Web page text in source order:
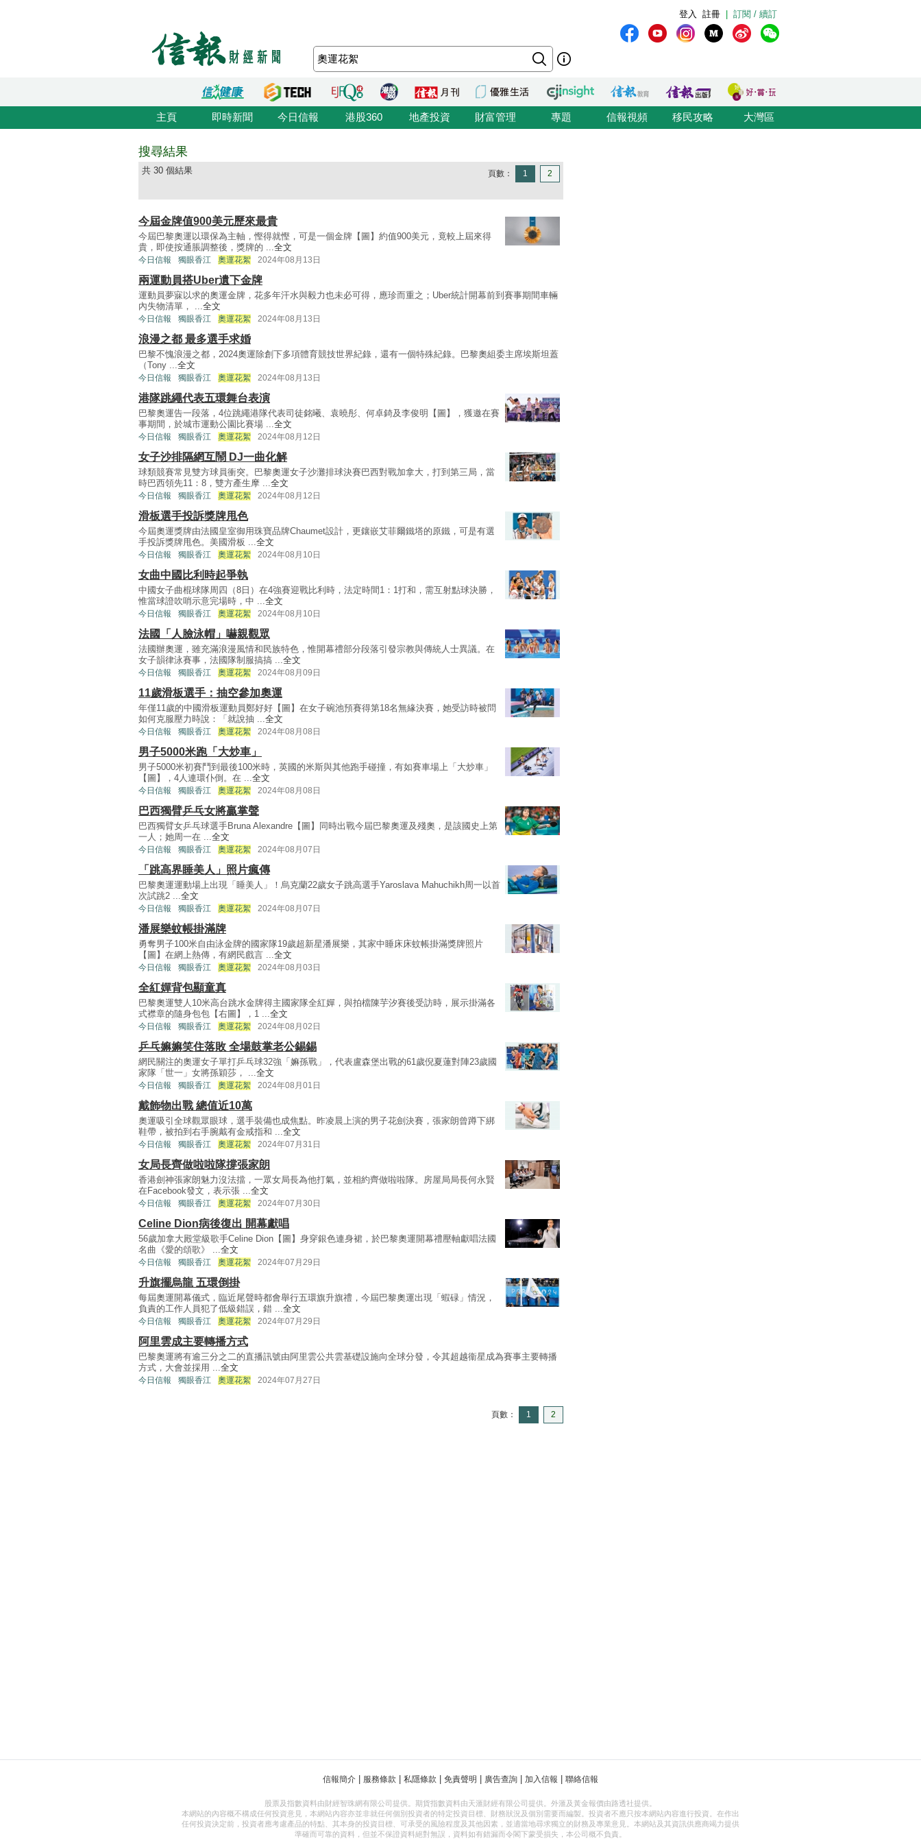
訂閱 / 續訂
註冊
登入
主頁 即時新聞 今日信報 港股360 地產投資 財富管理 專題 信報視頻 移民攻略 大灣區
搜尋結果
共 30 個結果 頁數： 1 2
今屆金牌值900美元歷來最貴
今屆巴黎奧運以環保為主軸，慳得就慳，可是一個金牌【圖】約值900美元，竟較上屆來得
貴，即使按通脹調整後，獎牌的 ...全文
今日信報 獨眼香江 奧運花絮 2024年08月13日
兩運動員搭Uber遺下金牌
運動員夢寐以求的奧運金牌，花多年汗水與毅力也未必可得，應珍而重之；Uber統計開幕前到賽事期間車輛
內失物清單， ...全文
今日信報 獨眼香江 奧運花絮 2024年08月13日
浪漫之都 最多選手求婚
巴黎不愧浪漫之都，2024奧運除創下多項體育競技世界紀錄，還有一個特殊紀錄。巴黎奧組委主席埃斯坦蓋
（Tony ...全文
今日信報 獨眼香江 奧運花絮 2024年08月13日
港隊跳繩代表五環舞台表演
巴黎奧運告一段落，4位跳繩港隊代表司徒銘曦、袁曉彤、何卓錡及李俊明【圖】，獲邀在賽
事期間，於城市運動公園比賽場 ...全文
今日信報 獨眼香江 奧運花絮 2024年08月12日
女子沙排隔網互鬧 DJ一曲化解
球類競賽常見雙方球員衝突。巴黎奧運女子沙灘排球決賽巴西對戰加拿大，打到第三局，當
時巴西領先11：8，雙方產生摩 ...全文
今日信報 獨眼香江 奧運花絮 2024年08月12日
滑板選手投訴獎牌甩色
今屆奧運獎牌由法國皇室御用珠寶品牌Chaumet設計，更鑲嵌艾菲爾鐵塔的原鐵，可是有選
手投訴獎牌甩色。美國滑板 ...全文
今日信報 獨眼香江 奧運花絮 2024年08月10日
女曲中國比利時起爭執
中國女子曲棍球隊周四（8日）在4強賽迎戰比利時，法定時間1：1打和，需互射點球決勝，
惟當球證吹哨示意完場時，中 ...全文
今日信報 獨眼香江 奧運花絮 2024年08月10日
法國「人臉泳帽」嚇親觀眾
法國辦奧運，雖充滿浪漫風情和民族特色，惟開幕禮部分段落引發宗教與傳統人士異議。在
女子韻律泳賽事，法國隊制服搞搞 ...全文
今日信報 獨眼香江 奧運花絮 2024年08月09日
11歲滑板選手：抽空參加奧運
年僅11歲的中國滑板運動員鄭好好【圖】在女子碗池預賽得第18名無緣決賽，她受訪時被問
如何克服壓力時說：「就說抽 ...全文
今日信報 獨眼香江 奧運花絮 2024年08月08日
男子5000米跑「大炒車」
男子5000米初賽鬥到最後100米時，英國的米斯與其他跑手碰撞，有如賽車場上「大炒車」
【圖】，4人連環仆倒。在 ...全文
今日信報 獨眼香江 奧運花絮 2024年08月08日
巴西獨臂乒乓女將贏掌聲
巴西獨臂女乒乓球選手Bruna Alexandre【圖】同時出戰今屆巴黎奧運及殘奧，是該國史上第
一人；她周一在 ...全文
今日信報 獨眼香江 奧運花絮 2024年08月07日
「跳高界睡美人」照片瘋傳
巴黎奧運運動場上出現「睡美人」！烏克蘭22歲女子跳高選手Yaroslava Mahuchikh周一以首
次試跳2 ...全文
今日信報 獨眼香江 奧運花絮 2024年08月07日
潘展樂蚊帳掛滿牌
勇奪男子100米自由泳金牌的國家隊19歲超新星潘展樂，其家中睡床床蚊帳掛滿獎牌照片
【圖】在網上熱傳，有網民戲言 ...全文
今日信報 獨眼香江 奧運花絮 2024年08月03日
全紅嬋背包顯童真
巴黎奧運雙人10米高台跳水金牌得主國家隊全紅嬋，與拍檔陳芋汐賽後受訪時，展示掛滿各
式襟章的隨身包包【右圖】，1 ...全文
今日信報 獨眼香江 奧運花絮 2024年08月02日
乒乓嫲嫲笑住落敗 全場鼓掌老公錫錫
網民關注的奧運女子單打乒乓球32強「嫲孫戰」，代表盧森堡出戰的61歲倪夏蓮對陣23歲國
家隊「世一」女將孫穎莎， ...全文
今日信報 獨眼香江 奧運花絮 2024年08月01日
戴飾物出戰 總值近10萬
奧運吸引全球觀眾眼球，選手裝備也成焦點。昨凌晨上演的男子花劍決賽，張家朗曾蹲下綁
鞋帶，被拍到右手腕戴有金戒指和 ...全文
今日信報 獨眼香江 奧運花絮 2024年07月31日
女局長齊做啦啦隊撐張家朗
香港劍神張家朗魅力沒法擋，一眾女局長為他打氣，並相約齊做啦啦隊。房屋局局長何永賢
在Facebook發文，表示張 ...全文
今日信報 獨眼香江 奧運花絮 2024年07月30日
Celine Dion病後復出 開幕獻唱
56歲加拿大殿堂級歌手Celine Dion【圖】身穿銀色連身裙，於巴黎奧運開幕禮壓軸獻唱法國
名曲《愛的頌歌》 ...全文
今日信報 獨眼香江 奧運花絮 2024年07月29日
升旗擺烏龍 五環倒掛
每屆奧運開幕儀式，臨近尾聲時都會舉行五環旗升旗禮，今屆巴黎奧運出現「蝦碌」情況，
負責的工作人員犯了低級錯誤，錯 ...全文
今日信報 獨眼香江 奧運花絮 2024年07月29日
阿里雲成主要轉播方式
巴黎奧運將有逾三分之二的直播訊號由阿里雲公共雲基礎設施向全球分發，令其超越衞星成為賽事主要轉播
方式，大會並採用 ...全文
今日信報 獨眼香江 奧運花絮 2024年07月27日
頁數： 1 2
信報簡介 服務條款 私隱條款 免責聲明 廣告查詢 加入信報 聯絡信報
股票及指數資料由財經智珠網有限公司提供。期貨指數資料由天滙財經有限公司提供。外滙及黃金報價由路透社提供。
本網站的內容概不構成任何投資意見，本網站內容亦並非就任何個別投資者的特定投資目標、財務狀況及個別需要而編製。投資者不應只按本網站內容進行投資。在作出
任何投資決定前，投資者應考慮產品的特點、其本身的投資目標、可承受的風險程度及其他因素，並適當地尋求獨立的財務及專業意見。本網站及其資訊供應商竭力提供
準確而可靠的資料，但並不保證資料絕對無誤，資料如有錯漏而令閣下蒙受損失，本公司概不負責。